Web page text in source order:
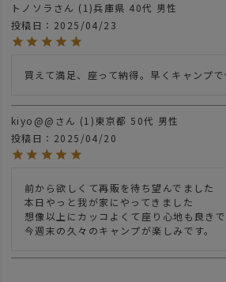
トノソラ 1 兵庫県 40代 男性
投稿日
2025/04/23
買えて満足、座って納得。早くキャンプで
kiyo@@ 1 東京都 50代 男性
投稿日
2025/04/20
前から欲しくて再販を待ち望んでました
本日やっと我が家にやってきました
想像以上にカッコよくて座り心地も良き
今週末の久々のキャンプが楽しみです。